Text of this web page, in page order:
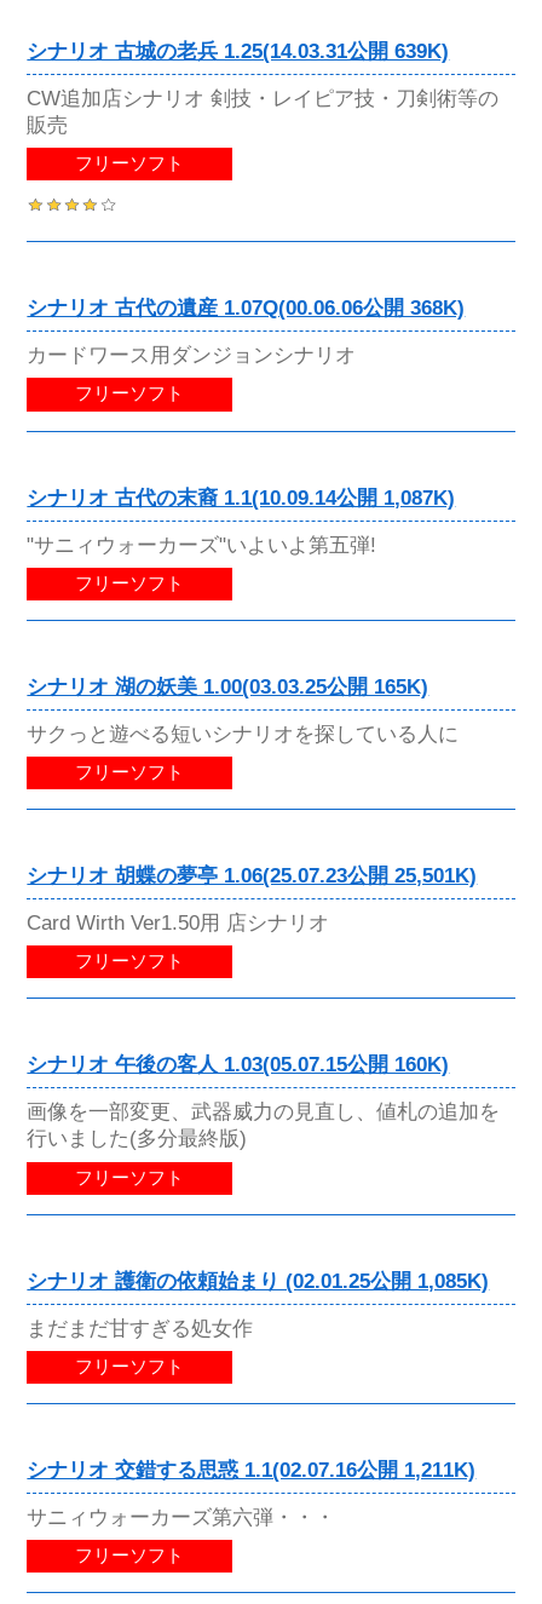
シナリオ 古城の老兵 1.25(14.03.31公開 639K)
CW追加店シナリオ 剣技・レイピア技・刀剣術等の
販売
フリーソフト
シナリオ 古代の遺産 1.07Q(00.06.06公開 368K)
カードワース用ダンジョンシナリオ
フリーソフト
シナリオ 古代の末裔 1.1(10.09.14公開 1,087K)
"サニィウォーカーズ"いよいよ第五弾!
フリーソフト
シナリオ 湖の妖美 1.00(03.03.25公開 165K)
サクっと遊べる短いシナリオを探している人に
フリーソフト
シナリオ 胡蝶の夢亭 1.06(25.07.23公開 25,501K)
Card Wirth Ver1.50用 店シナリオ
フリーソフト
シナリオ 午後の客人 1.03(05.07.15公開 160K)
画像を一部変更、武器威力の見直し、値札の追加を
行いました(多分最終版)
フリーソフト
シナリオ 護衛の依頼始まり (02.01.25公開 1,085K)
まだまだ甘すぎる処女作
フリーソフト
シナリオ 交錯する思惑 1.1(02.07.16公開 1,211K)
サニィウォーカーズ第六弾・・・
フリーソフト